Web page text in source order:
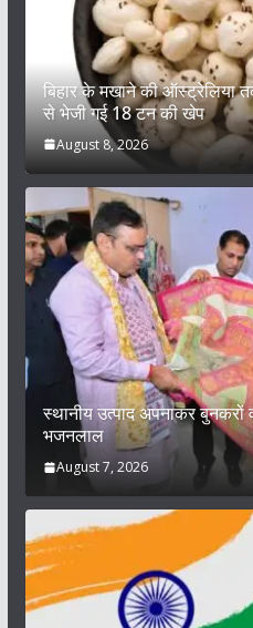
बिहार के मखाने की ऑस्ट्रेलिया
से भेजी गई 18 टन की खेप
August 8, 2026
स्थानीय उत्पाद अपनाकर बुनकरों
भजनलाल
August 7, 2026